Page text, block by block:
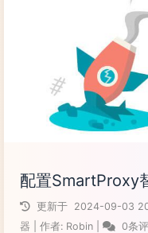
配置SmartProxy
更新于 2024-09-03
器
作者: Robin 0条